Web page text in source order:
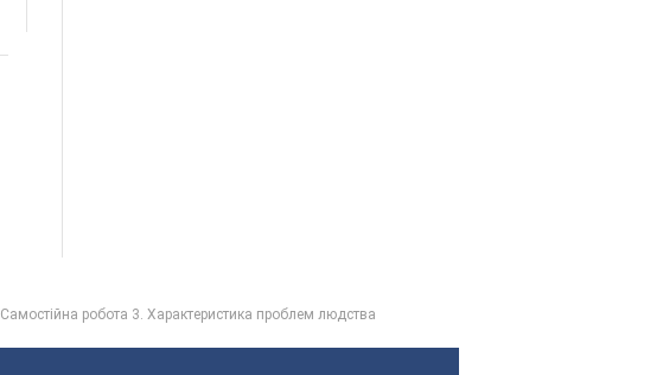
Самостійна робота 3. Характеристика проблем людства